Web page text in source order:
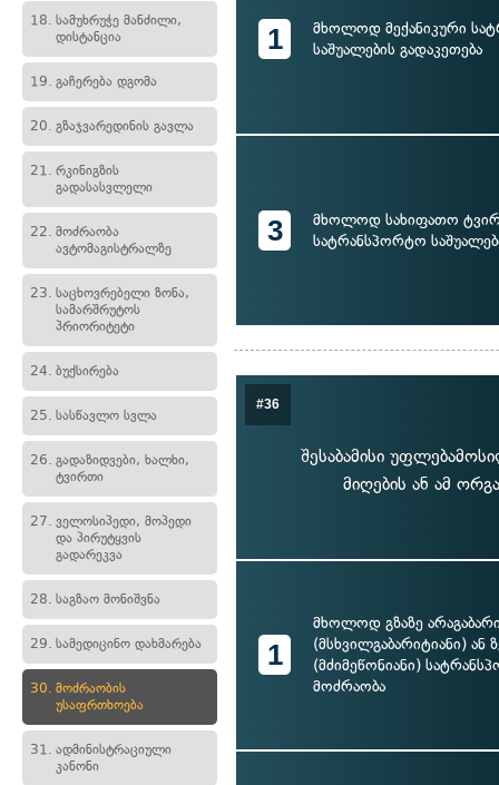
18. სამუხრუჭე მანძილი,
დისტანცია
19. გაჩერება დგომა
20. გზაჯვარედინის გავლა
21. რკინიგზის
გადასასვლელი
22. მოძრაობა
ავტომაგისტრალზე
23. საცხოვრებელი ზონა,
სამარშრუტოს
პრიორიტეტი
24. ბუქსირება
25. სასწავლო სვლა
26. გადაზიდვები, ხალხი,
ტვირთი
27. ველოსიპედი, მოპედი
და პირუტყვის
გადარეკვა
28. საგზაო მონიშვნა
29. სამედიცინო დახმარება
30. მოძრაობის
უსაფრთხოება
31. ადმინისტრაციული
კანონი
1
მხოლოდ მექანიკური
საშუალების გადაკეთება
3
მხოლოდ სახიფათო
სატრანსპორტო
#36
შესაბამისი
მიღების ან ამ
1
მხოლოდ გზაზე
(მსხვილგაბარიტიანი) ან
(მძიმეწონიანი)
მოძრაობა